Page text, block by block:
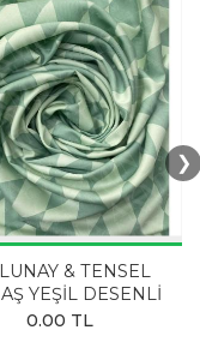
& TENSEL
YEŞİL DESENLİ
0.00 TL
❯